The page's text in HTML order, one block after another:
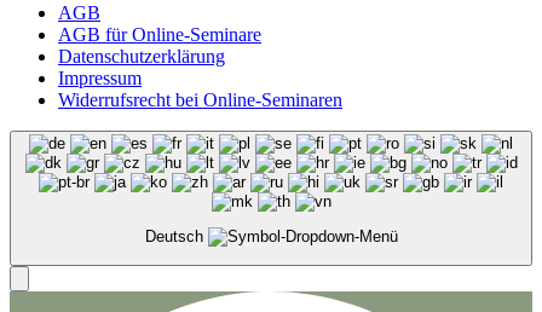
AGB
AGB für Online-Seminare
Datenschutzerklärung
Impressum
Widerrufsrecht bei Online-Seminaren
Deutsch